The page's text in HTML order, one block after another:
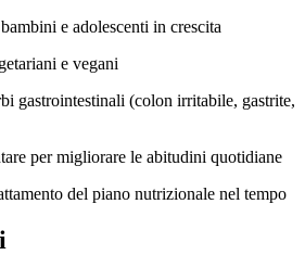
e adolescenti in crescita
e vegani
gastrointestinali (colon irritabile, gastrite,
per migliorare le abitudini quotidiane
del piano nutrizionale nel tempo